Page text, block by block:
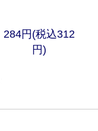
284円(税込312
円)